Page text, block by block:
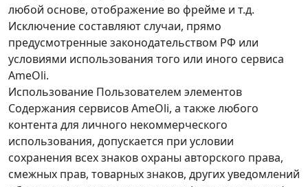
любой основе, отображение во фрейме и т.д.
Исключение составляют случаи, прямо
предусмотренные законодательством РФ или
условиями использования того или иного сервиса
AmeOli.
Использование Пользователем элементов
Содержания сервисов AmeOli, а также любого
контента для личного некоммерческого
использования, допускается при условии
сохранения всех знаков охраны авторского права,
смежных прав, товарных знаков, других уведомлений